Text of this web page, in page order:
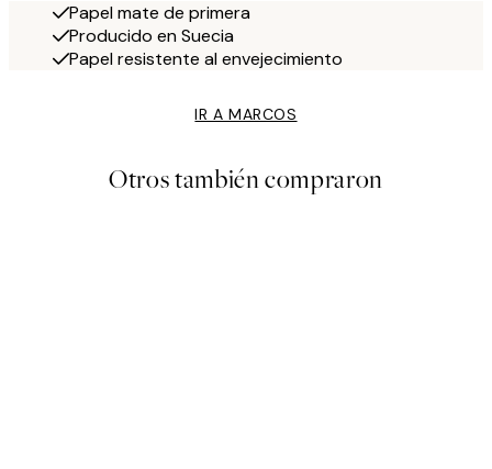
Papel mate de primera
Producido en Suecia
Papel resistente al envejecimiento
IR A MARCOS
Otros también compraron